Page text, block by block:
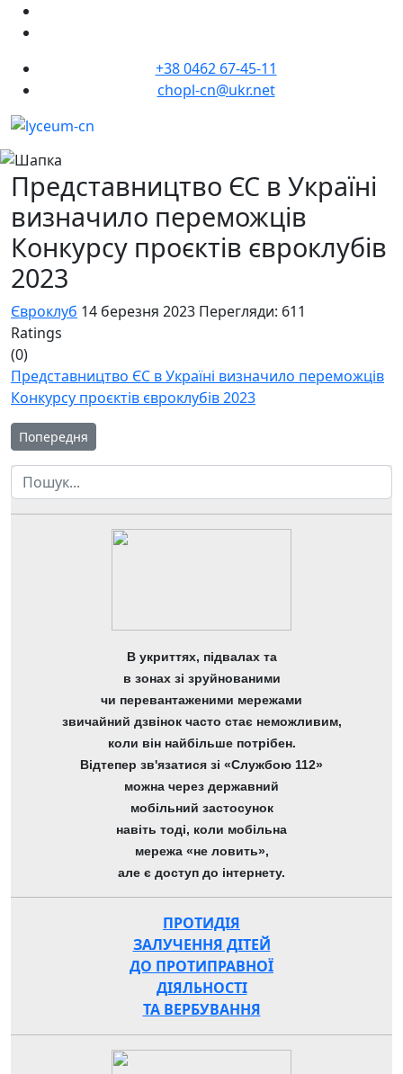
+38 0462 67-45-11
chopl-cn@ukr.net
Представництво ЄС в Україні
визначило переможців
Конкурсу проєктів євроклубів
2023
Євроклуб 14 березня 2023 Перегляди: 611
Ratings
(0)
Представництво ЄС в Україні визначило переможців
Конкурсу проєктів євроклубів 2023
Попередня стаття: Війна за європейські цінності –
Попередня
Пошук
В укриттях, підвалах та
в зонах зі зруйнованими
чи перевантаженими мережами
звичайний дзвінок часто стає неможливим,
коли він найбільше потрібен.
Відтепер зв'язатися зі «Службою 112»
можна через державний
мобільний застосунок
навіть тоді, коли мобільна
мережа «не ловить»,
але є доступ до інтернету.
ПРОТИДІЯ
ЗАЛУЧЕННЯ ДІТЕЙ
ДО ПРОТИПРАВНОЇ
ДІЯЛЬНОСТІ
ТА ВЕРБУВАННЯ